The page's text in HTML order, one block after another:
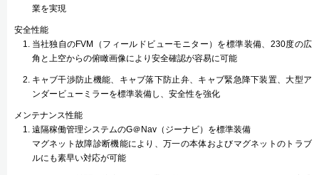
業を実現
安全性能
当社独自のFVM（フィールドビューモニター）を標準装備、230度の広
角と上空からの俯瞰画像により安全確認が容易に可能
キャブ干渉防止機能、キャブ落下防止弁、キャブ緊急降下装置、大型ア
ンダービューミラーを標準装備し、安全性を強化
メンテナンス性能
遠隔稼働管理システムのG＠Nav（ジーナビ）を標準装備
マグネット故障診断機能により、万一の本体およびマグネットのトラブ
ルにも素早い対応が可能